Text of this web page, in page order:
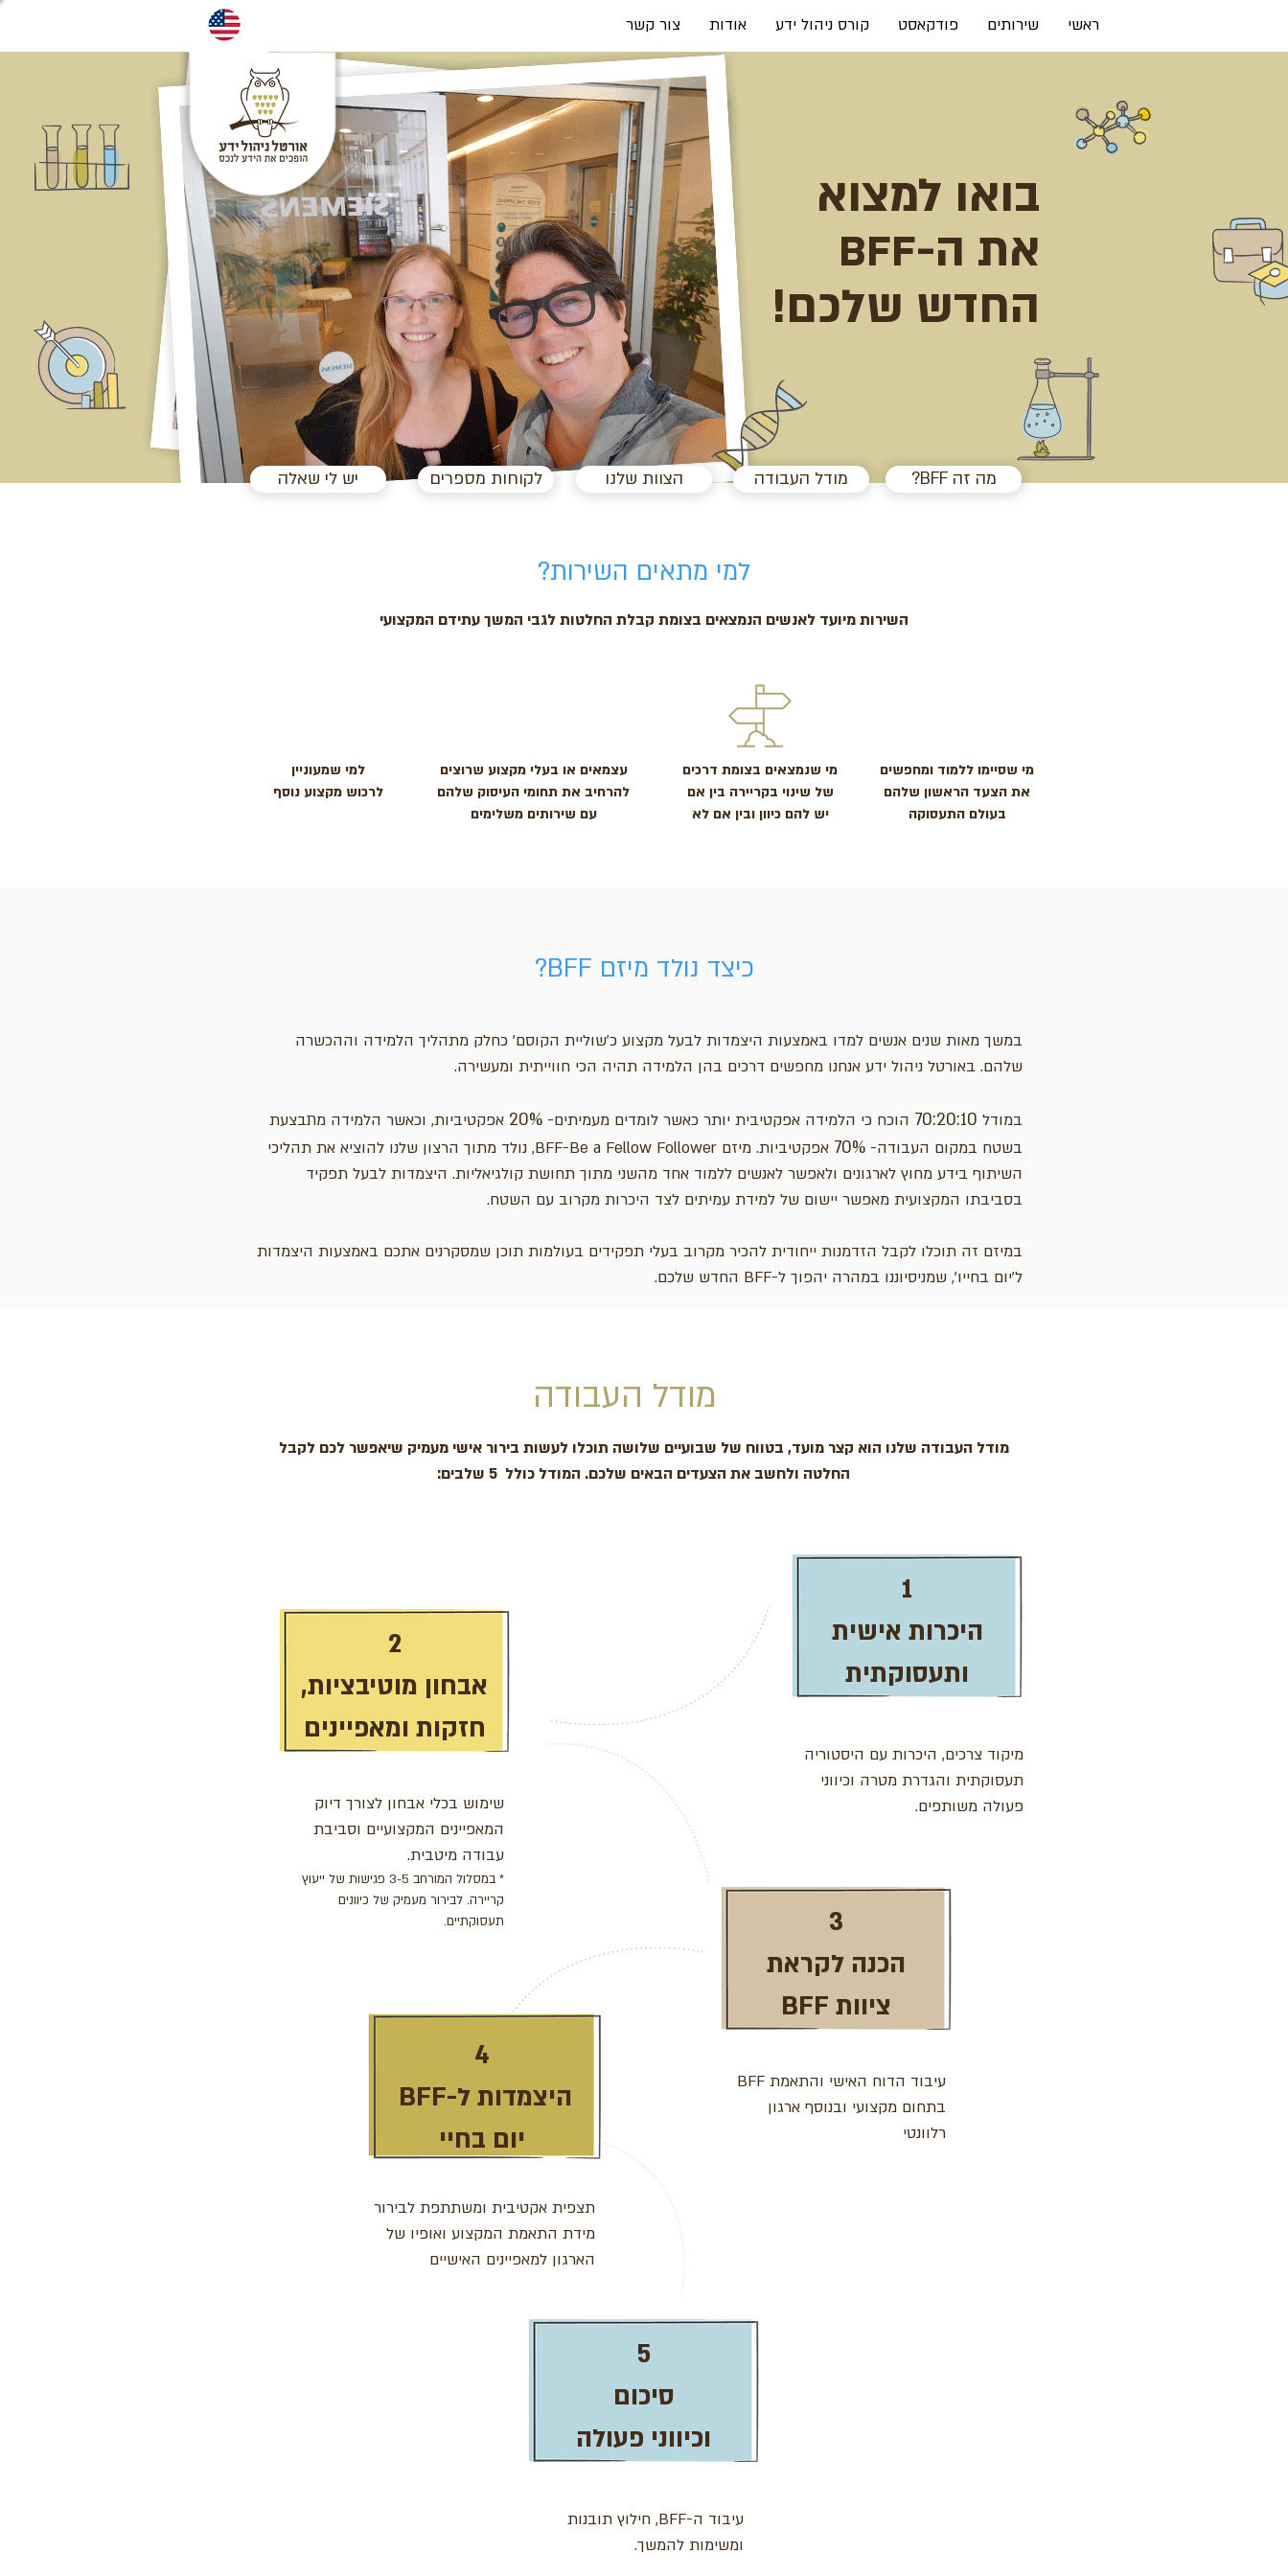
ראשי שירותים פודקאסט קורס ניהול ידע אודות צור קשר
בואו למצוא
את ה-BFF
החדש שלכם!
למי מתאים השירות?
השירות מיועד לאנשים הנמצאים בצומת קבלת החלטות לגבי המשך עתידם המקצועי
למי שמעוניין
לרכוש מקצוע נוסף
עצמאים או בעלי מקצוע שרוצים
להרחיב את תחומי העיסוק שלהם
עם שירותים משלימים
מי שנמצאים בצומת דרכים
של שינוי בקריירה בין אם
יש להם כיוון ובין אם לא
מי שסיימו ללמוד ומחפשים
את הצעד הראשון שלהם
בעולם התעסוקה
?BFF מה זה מודל העבודה הצוות שלנו יש לי שאלה לקוחות מספרים
כיצד נולד מיזם BFF?
במשך מאות שנים אנשים למדו באמצעות היצמדות לבעל מקצוע כ'שוליית הקוסם' כחלק מתהליך הלמידה וההכשרה
שלהם. באורטל ניהול ידע אנחנו מחפשים דרכים בהן הלמידה תהיה הכי חווייתית ומעשירה.
במודל 70:20:10 הוכח כי הלמידה אפקטיבית יותר כאשר לומדים מעמיתים- 20% אפקטיביות, וכאשר הלמידה מתבצעת
בשטח במקום העבודה- 70%
אפקטיביות. מיזם BFF-Be a Fellow Follower, נולד מתוך הרצון שלנו להוציא את תהליכי
השיתוף בידע מחוץ לארגונים ולאפשר לאנשים ללמוד אחד מהשני מתוך תחושת קולגיאליות. היצמדות לבעל תפקיד
בסביבתו המקצועית מאפשר יישום של למידת עמיתים לצד היכרות מקרוב עם השטח.
במיזם זה תוכלו לקבל הזדמנות ייחודית להכיר מקרוב בעלי תפקידים בעולמות תוכן שמסקרנים אתכם באמצעות היצמדות
ל'יום בחייו', שמניסיוננו במהרה יהפוך ל-BFF החדש שלכם.
מודל העבודה
מודל העבודה שלנו הוא קצר מועד, בטווח של שבועיים שלושה תוכלו לעשות בירור אישי מעמיק שיאפשר לכם לקבל
החלטה ולחשב את הצעדים הבאים שלכם. המודל כולל 5 שלבים:
1
היכרות אישית
ותעסוקתית
מיקוד צרכים, היכרות עם היסטוריה
תעסוקתית והגדרת מטרה וכיווני
פעולה משותפים.
2
אבחון מוטיבציות,
חזקות ומאפיינים
שימוש בכלי אבחון לצורך דיוק
המאפיינים המקצועיים וסביבת
עבודה מיטבית.
* במסלול המורחב 3-5 פגישות של ייעוץ
קריירה. לבירור מעמיק של כיוונים
תעסוקתיים.
3
הכנה לקראת
ציוות BFF
עיבוד הדוח האישי והתאמת BFF
בתחום מקצועי ובנוסף ארגון
רלוונטי
4
היצמדות ל-BFF
יום בחיי
תצפית אקטיבית ומשתתפת לבירור
מידת התאמת המקצוע ואופיו של
הארגון למאפיינים האישיים
5
סיכום
וכיווני פעולה
עיבוד ה-BFF, חילוץ תובנות
ומשימות להמשך.